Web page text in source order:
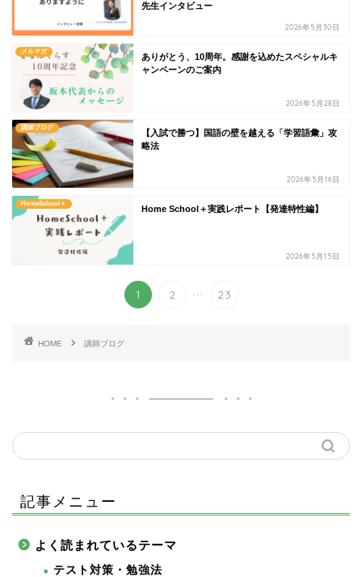
先生インタビュー
2026年5月30日
メルマガ
ありがとう、10周年。感謝を込めたスペシャルキ
ャンペーンのご案内
2026年5月28日
講師ブログ
【入試で勝つ】国語の壁を越える「学習語彙」攻
略法
2026年5月16日
HomeSchool＋
Home School＋実践レポート【発達特性編】
2026年5月15日
1 2 ... 23
HOME 講師ブログ
記事メニュー
よく読まれているテーマ
テスト対策・勉強法